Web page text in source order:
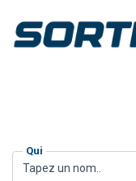
Qui